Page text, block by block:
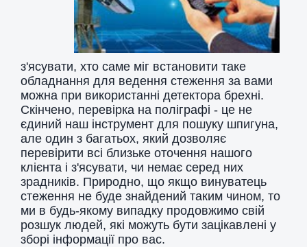
з'ясувати, хто саме міг встановити таке
обладнання для ведення стеження за вами
можна при використанні детектора брехні.
Скінчено, перевірка на поліграфі - це не
єдиний наш інструмент для пошуку шпигуна,
але один з багатьох, який дозволяє
перевірити всі близьке оточення нашого
клієнта і з'ясувати, чи немає серед них
зрадників. Природно, що якщо винуватець
стеження не буде знайдений таким чином, то
ми в будь-якому випадку продовжимо свій
розшук людей, які можуть бути зацікавлені у
зборі інформації про вас.